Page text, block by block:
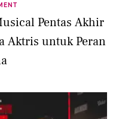
Pentas Akhir
Aktris untuk Peran